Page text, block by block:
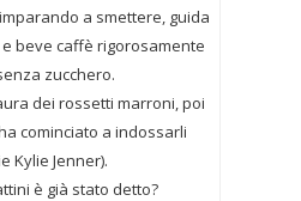
a smettere, guida
beve caffè rigorosamente
zucchero.
dei rossetti marroni, poi
cominciato a indossarli
Kylie Jenner).
è già stato detto?